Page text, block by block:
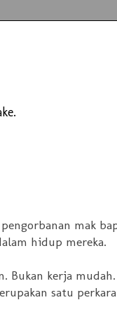
mak
hidup mereka.
Bukan kerja
satu